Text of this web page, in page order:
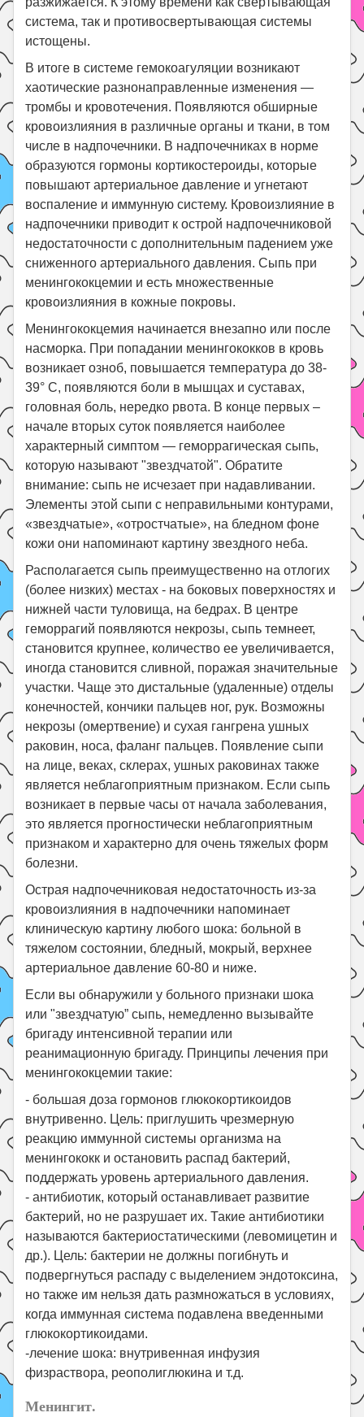
система, так и противосвертывающая системы
истощены.
В итоге в системе гемокоагуляции возникают
хаотические разнонаправленные изменения —
тромбы и кровотечения. Появляются обширные
кровоизлияния в различные органы и ткани, в том
числе в надпочечники. В надпочечниках в норме
образуются гормоны кортикостероиды, которые
повышают артериальное давление и угнетают
воспаление и иммунную систему. Кровоизлияние в
надпочечники приводит к острой надпочечниковой
недостаточности с дополнительным падением уже
сниженного артериального давления. Сыпь при
менингококцемии и есть множественные
кровоизлияния в кожные покровы.
Менингококцемия начинается внезапно или после
насморка. При попадании менингококков в кровь
возникает озноб, повышается температура до 38-
39° С, появляются боли в мышцах и суставах,
головная боль, нередко рвота. В конце первых –
начале вторых суток появляется наиболее
характерный симптом — геморрагическая сыпь,
которую называют "звездчатой". Обратите
внимание: сыпь не исчезает при надавливании.
Элементы этой сыпи с неправильными контурами,
«звездчатые», «отростчатые», на бледном фоне
кожи они напоминают картину звездного неба.
Располагается сыпь преимущественно на отлогих
(более низких) местах - на боковых поверхностях и
нижней части туловища, на бедрах. В центре
геморрагий появляются некрозы, сыпь темнеет,
становится крупнее, количество ее увеличивается,
иногда становится сливной, поражая значительные
участки. Чаще это дистальные (удаленные) отделы
конечностей, кончики пальцев ног, рук. Возможны
некрозы (омертвение) и сухая гангрена ушных
раковин, носа, фаланг пальцев. Появление сыпи
на лице, веках, склерах, ушных раковинах также
является неблагоприятным признаком. Если сыпь
возникает в первые часы от начала заболевания,
это является прогностически неблагоприятным
признаком и характерно для очень тяжелых форм
болезни.
Острая надпочечниковая недостаточность из-за
кровоизлияния в надпочечники напоминает
клиническую картину любого шока: больной в
тяжелом состоянии, бледный, мокрый, верхнее
артериальное давление 60-80 и ниже.
Если вы обнаружили у больного признаки шока
или "звездчатую” сыпь, немедленно вызывайте
бригаду интенсивной терапии или
реанимационную бригаду. Принципы лечения при
менингококцемии такие:
- большая доза гормонов глюкокортикоидов
внутривенно. Цель: приглушить чрезмерную
реакцию иммунной системы организма на
менингококк и остановить распад бактерий,
поддержать уровень артериального давления.
- антибиотик, который останавливает развитие
бактерий, но не разрушает их. Такие антибиотики
называются бактериостатическими (левомицетин и
др.). Цель: бактерии не должны погибнуть и
подвергнуться распаду с выделением эндотоксина,
но также им нельзя дать размножаться в условиях,
когда иммунная система подавлена введенными
глюкокортикоидами.
-лечение шока: внутривенная инфузия
физраствора, реополиглюкина и т.д.
Менингит.